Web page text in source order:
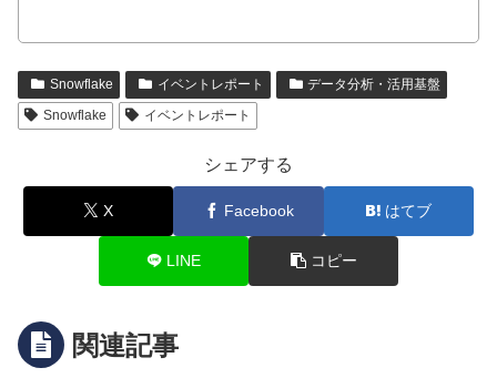
Snowflake イベントレポート
データ分析・活用基盤
Snowflake
イベントレポート
シェアする
X Facebook はてブ
LINE コピー
関連記事